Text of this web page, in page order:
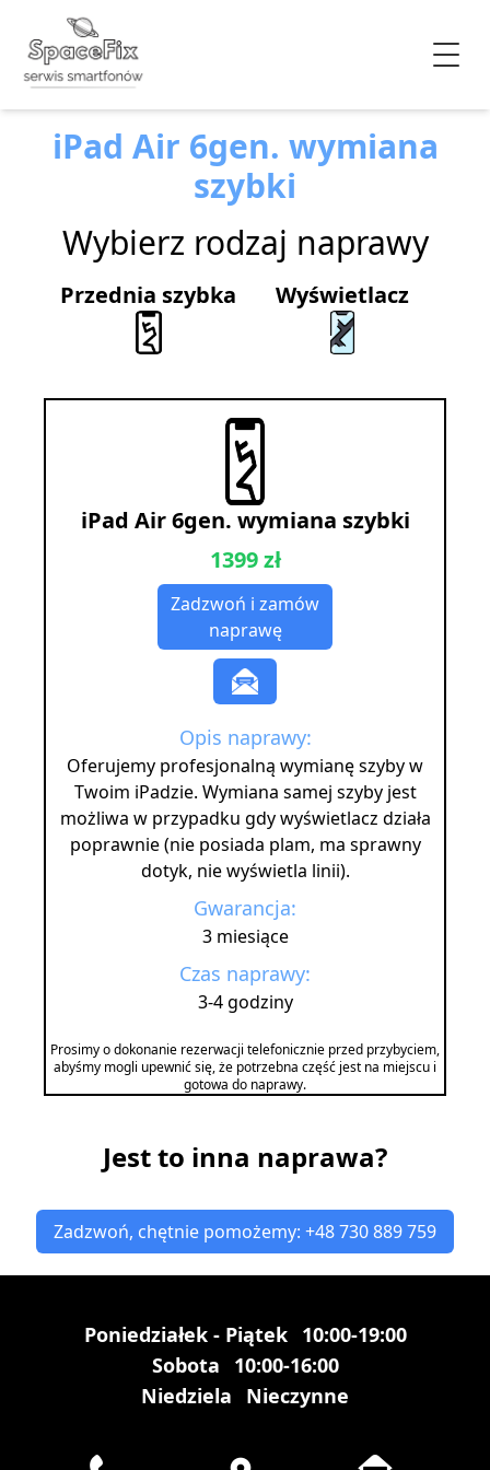
iPad Air 6gen. wymiana
szybki
Wybierz rodzaj naprawy
Przednia szybka Wyświetlacz
iPad Air 6gen. wymiana szybki
1399 zł
Zadzwoń i zamów
naprawę
Opis naprawy:
Oferujemy profesjonalną wymianę szyby w
Twoim iPadzie. Wymiana samej szyby jest
możliwa w przypadku gdy wyświetlacz działa
poprawnie (nie posiada plam, ma sprawny
dotyk, nie wyświetla linii).
Gwarancja:
3 miesiące
Czas naprawy:
3-4 godziny
Prosimy o dokonanie rezerwacji telefonicznie przed przybyciem,
abyśmy mogli upewnić się, że potrzebna część jest na miejscu i
gotowa do naprawy.
Jest to inna naprawa?
Zadzwoń, chętnie pomożemy: +48 730 889 759
Poniedziałek - Piątek 10:00-19:00
Sobota
10:00-16:00
Niedziela
Nieczynne